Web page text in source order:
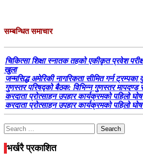
सम्बन्धित समाचार
चिकित्सा शिक्षा स्नातक तहको एकीकृत प्रवेश
खुला
जन्मसिद्ध अमेरिकी नागरिकता सीमित गर्न
गुणस्तर परिषद्को बैठक: विभिन्न गुणस्तर मापदण्ड
करदाता प्रोत्साहन उपहार कार्यक्रमको पहिलो
करदाता प्रोत्साहन उपहार कार्यक्रमको पहिलो
Search
for:
भर्खरै प्रकाशित